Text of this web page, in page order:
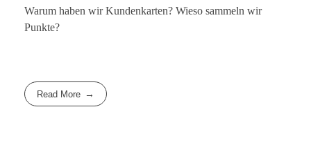
Warum haben wir Kundenkarten? Wieso sammeln wir
Punkte?
Read More